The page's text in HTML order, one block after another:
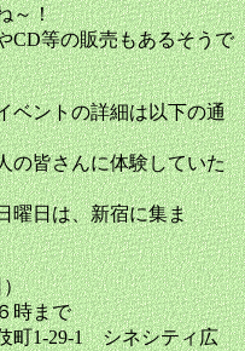
～！
CD等の販売もあるそうで
ベントの詳細は以下の通
の皆さんに体験していた
曜日は、新宿に集ま
）
時まで
町1-29-1 シネシティ広